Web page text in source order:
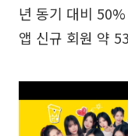
년 동기 대비
앱 신규 회원 약